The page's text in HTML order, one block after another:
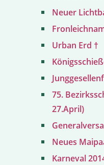
Neuer
Urban Erd †
75.
27.April)
Neues
Karneval